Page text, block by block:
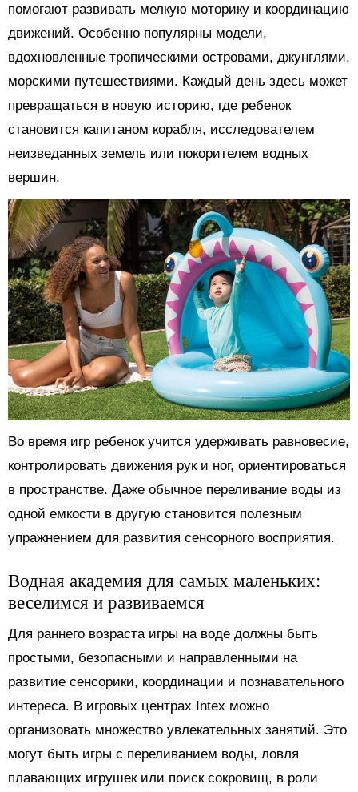
помогают развивать мелкую моторику и координацию
движений. Особенно популярны модели,
вдохновленные тропическими островами, джунглями,
морскими путешествиями. Каждый день здесь может
превращаться в новую историю, где ребенок
становится капитаном корабля, исследователем
неизведанных земель или покорителем водных
вершин.
Во время игр ребенок учится удерживать равновесие,
контролировать движения рук и ног, ориентироваться
в пространстве. Даже обычное переливание воды из
одной емкости в другую становится полезным
упражнением для развития сенсорного восприятия.
Водная академия для самых маленьких:
веселимся и развиваемся
Для раннего возраста игры на воде должны быть
простыми, безопасными и направленными на
развитие сенсорики, координации и познавательного
интереса. В игровых центрах Intex можно
организовать множество увлекательных занятий. Это
могут быть игры с переливанием воды, ловля
плавающих игрушек или поиск сокровищ, в роли